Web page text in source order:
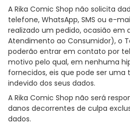
A Rika Comic Shop não solicita
telefone, WhatsApp, SMS ou e-
realizado um pedido, ocasião em
Atendimento ao Consumidor), o
poderão entrar em contato por
motivo pelo qual, em nenhuma
fornecidos, eis que pode ser uma
indevido dos seus dados.
A Rika Comic Shop não será
danos decorrentes de culpa
dados.